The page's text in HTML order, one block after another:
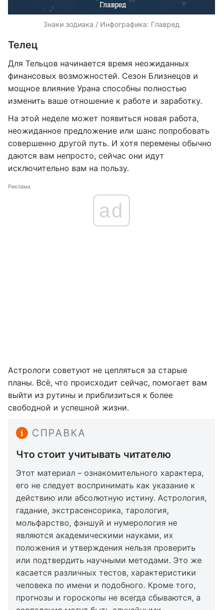
Знаки зодиака / Инфографика: Главред
Телец
Для Тельцов начинается время неожиданных
финансовых возможностей. Сезон Близнецов и
мощное влияние Урана способны полностью
изменить ваше отношение к работе и заработку.
На этой неделе может появиться новая работа,
неожиданное предложение или шанс попробовать
совершенно другой путь. И хотя перемены обычно
даются вам непросто, сейчас они идут
исключительно вам на пользу.
Реклама
ad
Астрологи советуют не цепляться за старые
планы. Всё, что происходит сейчас, помогает вам
выйти из рутины и приблизиться к более
свободной и успешной жизни.
СПРАВКА
Что стоит учитывать читателю
Этот материал – ознакомительного характера,
его не следует воспринимать как указание к
действию или абсолютную истину. Астрология,
гадание, экстрасенсорика, тарология,
мольфарство, фэншуй и нумерология не
являются академическими науками, их
положения и утверждения нельзя проверить
или подтвердить научными методами. Это же
касается различных тестов, характеристики
человека по имени и подобного. Кроме того,
прогнозы и гороскопы не всегда сбываются, а